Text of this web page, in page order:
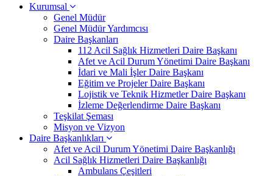
Kurumsal
Genel Müdür
Genel Müdür Yardımcısı
Daire Başkanları
112 Acil Sağlık Hizmetleri Daire Başkanı
Afet ve Acil Durum Yönetimi Daire Başkanı
İdari ve Mali İşler Daire Başkanı
Eğitim ve Projeler Daire Başkanı
Lojistik ve Teknik Hizmetler Daire Başkanı
İzleme Değerlendirme Daire Başkanı
Teşkilat Şeması
Misyon ve Vizyon
Daire Başkanlıkları
Afet ve Acil Durum Yönetimi Daire Başkanlığı
Acil Sağlık Hizmetleri Daire Başkanlığı
Ambulans Çeşitleri